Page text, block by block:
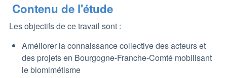
Contenu de l'étude
Les objectifs de ce travail sont :
Améliorer la connaissance collective des acteurs et
des projets en Bourgogne-Franche-Comté mobilisant
le biomimétisme